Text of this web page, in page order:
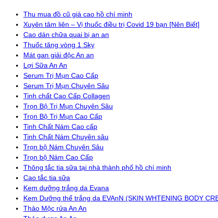
Thu mua đồ cũ giá cao hồ chí minh
Xuyên tâm liên – Vị thuốc điều trị Covid 19 bạn [Nên Biết]
Cao dán chữa quai bị an an
Thuốc tăng vòng 1 Sky
Mát gan giải độc An an
Lợi Sữa An An
Serum Trị Mụn Cao Cấp
Serum Trị Mụn Chuyên Sâu
Tinh chất Cao Cấp Collagen
Trọn Bộ Trị Mụn Chuyên Sâu
Trọn Bộ Trị Mụn Cao Cấp
Tinh Chất Nám Cao cấp
Tinh Chất Nám Chuyên sâu
Trọn bộ Nám Chuyên Sâu
Trọn bộ Nám Cao Cấp
Thông tắc tia sữa tại nhà thành phố hồ chí minh
Cao tắc tia sữa
Kem dưỡng trắng da Evana
Kem Dưỡng thể trắng da EVAnN (SKIN WHTENING BODY
Thảo Mộc rửa An An